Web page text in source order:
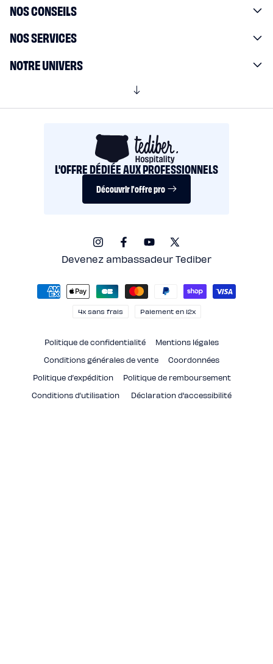
NOS CONSEILS
NOS SERVICES
NOTRE UNIVERS
L'OFFRE DÉDIÉE AUX PROFESSIONNELS
Découvrir l'offre pro
InstagramFacebookYouTube
X
(Twitter)
Devenez ambassadeur Tediber
paiement
4x sans frais Paiement en 12x
Politique de confidentialité
Mentions légales
Conditions générales de vente
Coordonnées
Politique d’expédition
Politique de remboursement
Conditions d’utilisation
Déclaration d'accessibilité